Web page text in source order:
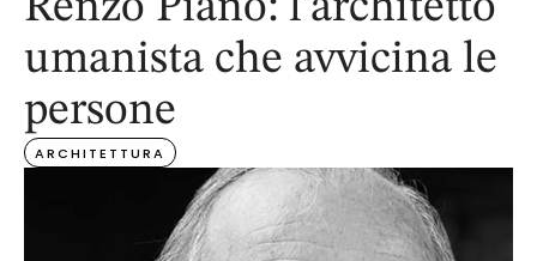
umanista che avvicina le
persone
ARCHITETTURA